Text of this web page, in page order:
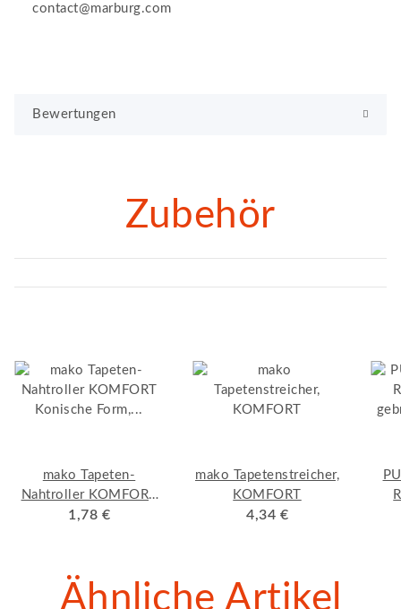
contact@marburg.com
Bewertungen
Zubehör
mako Tapeten-
Nahtroller KOMFORT
Konische Form,
1,78 €
mako Tapetenstreicher,
KOMFORT
4,34 €
Ähnliche Artikel